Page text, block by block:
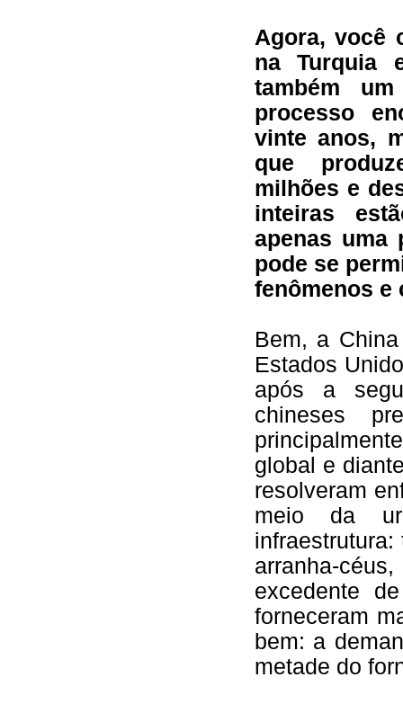
Agora, você
na Turquia
também
processo
vinte anos,
que
milhões e
inteiras
apenas uma
pode se
fenômenos e
Bem, a
Estados
após a
chineses
global e
resolveram
meio da
arranha-
excedente
forneceram
bem: a
metade do